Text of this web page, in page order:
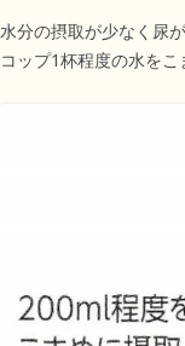
水分の摂取が少なく尿
コップ1杯程度の水をこ